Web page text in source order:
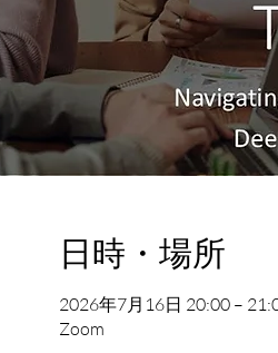
日時・場所
2026年7月16日 20:00 –
Zoom